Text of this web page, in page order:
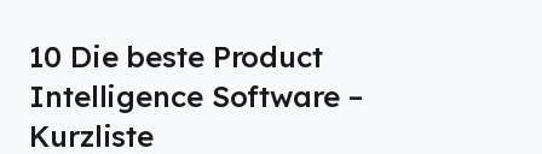
10 Die beste Product
Intelligence Software –
Kurzliste